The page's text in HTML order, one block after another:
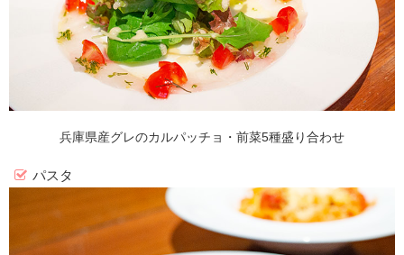
兵庫県産グレのカルパッチョ・前菜5種盛り合わせ
パスタ